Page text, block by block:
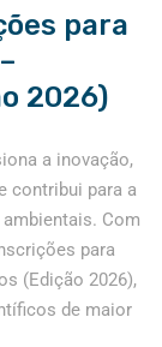
para
2026)
a inovação,
contribui para a
Com
para
(Edição 2026),
de maior